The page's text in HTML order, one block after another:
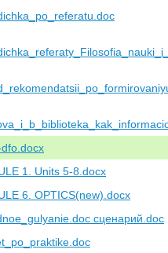
1. Units 5-8.docx
6. OPTICS(new).docx
сценарий.doc